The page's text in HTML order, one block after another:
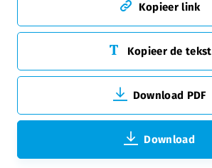
Kopieer link
Kopieer de tekst
Download PDF
Download